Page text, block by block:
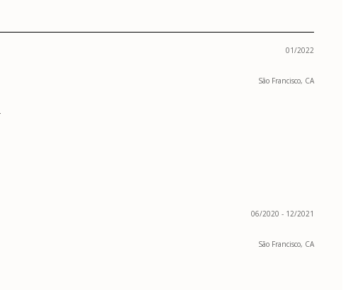
01/2022
São Francisco, CA
06/2020 - 12/2021
São Francisco, CA